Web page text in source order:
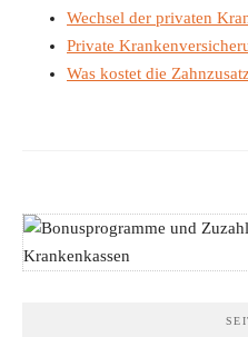
Wechsel der privaten
Private
Was kostet die